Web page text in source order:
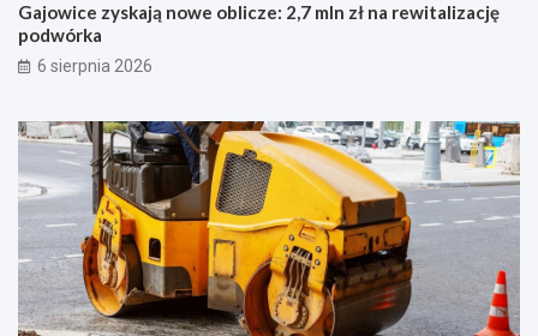
Gajowice zyskają nowe oblicze: 2,7 mln zł na rewitalizację
podwórka
6 sierpnia 2026